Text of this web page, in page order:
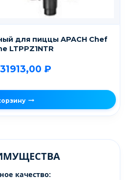
для пиццы APACH Chef
LTPPZ1NTR
₽
качество: